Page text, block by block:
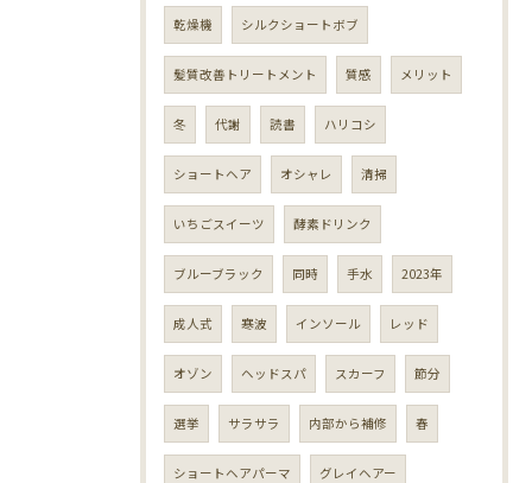
乾燥機 シルクショートボブ
髪質改善トリートメント 質感 メリット
冬 代謝 読書 ハリコシ
ショートヘア オシャレ 清掃
いちごスイーツ 酵素ドリンク
ブルーブラック 同時 手水 2023年
成人式 寒波 インソール レッド
オゾン ヘッドスパ スカーフ 節分
選挙 サラサラ 内部から補修 春
ショートヘアパーマ グレイヘアー